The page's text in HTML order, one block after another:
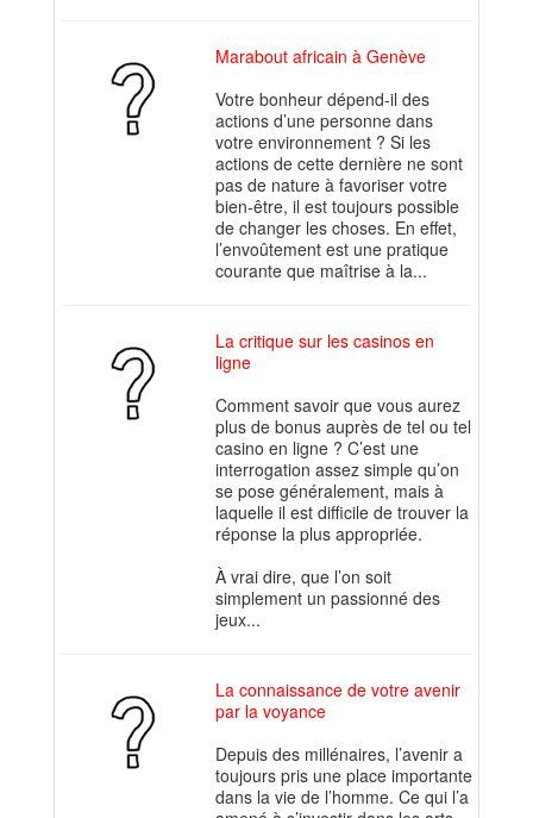
Marabout africain à Genève
Votre bonheur dépend-il des
actions d’une personne dans
votre environnement ? Si les
actions de cette dernière ne sont
pas de nature à favoriser votre
bien-être, il est toujours possible
de changer les choses. En effet,
l’envoûtement est une pratique
courante que maîtrise à la...
La critique sur les casinos en
ligne
Comment savoir que vous aurez
plus de bonus auprès de tel ou tel
casino en ligne ? C’est une
interrogation assez simple qu’on
se pose généralement, mais à
laquelle il est difficile de trouver la
réponse la plus appropriée.
À vrai dire, que l’on soit
simplement un passionné des
jeux...
La connaissance de votre avenir
par la voyance
Depuis des millénaires, l’avenir a
toujours pris une place importante
dans la vie de l’homme. Ce qui l’a